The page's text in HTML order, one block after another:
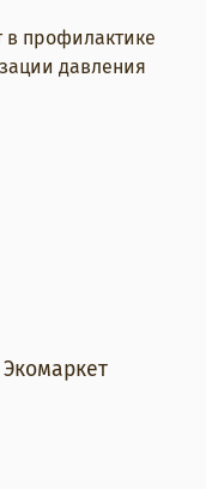
в профилактике
давления